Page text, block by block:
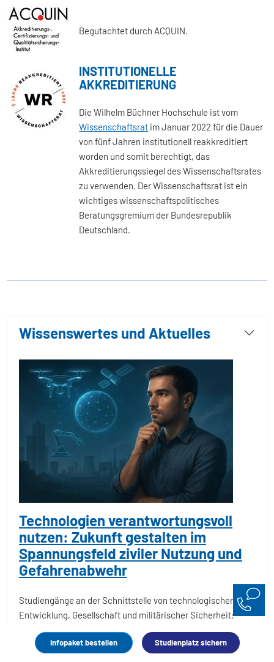
Infopaket bestellen Studienplatz sichern
Begutachtet durch ACQUIN.
INSTITUTIONELLE
AKKREDITIERUNG
Die Wilhelm Büchner Hochschule ist vom
Wissenschaftsrat im Januar 2022 für die Dauer
von fünf Jahren institutionell reakkreditiert
worden und somit berechtigt, das
Akkreditierungssiegel des Wissenschaftsrates
zu verwenden. Der Wissenschaftsrat ist ein
wichtiges wissenschaftspolitisches
Beratungsgremium der Bundesrepublik
Deutschland.
Wissenswertes und Aktuelles
Technologien verantwortungsvoll
nutzen: Zukunft gestalten im
Spannungsfeld ziviler Nutzung und
Gefahrenabwehr
Studiengänge an der Schnittstelle von technologischer
Entwicklung, Gesellschaft und militärischer Sicherheit:
Erlernen Sie die Entwicklung und Anwendungsfelder von
Technologien, die sowohl in zivilen als auch